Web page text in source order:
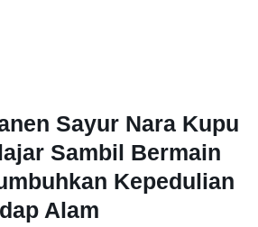
Sayur Nara Kupu
Sambil Bermain
Kepedulian
Alam